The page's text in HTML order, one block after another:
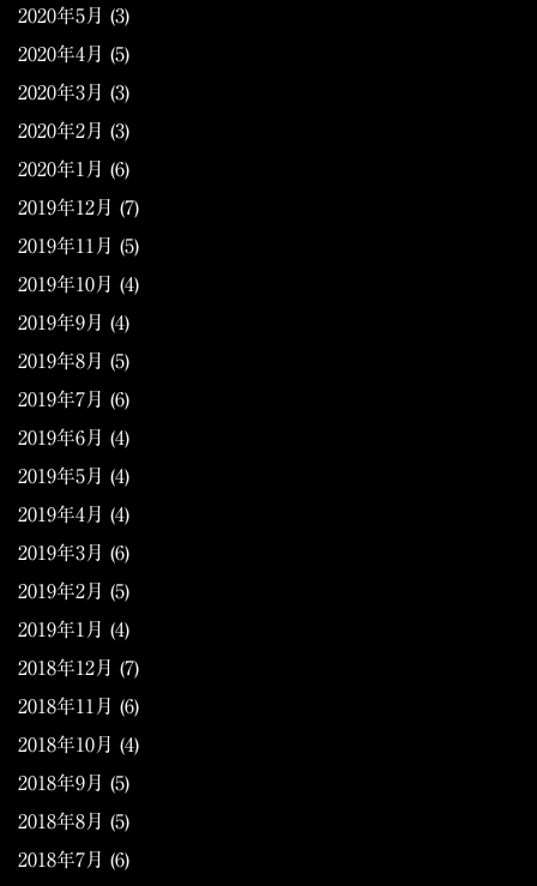
2020年5月 (3)
2020年4月 (5)
2020年3月 (3)
2020年2月 (3)
2020年1月 (6)
2019年12月 (7)
2019年11月 (5)
2019年10月 (4)
2019年9月 (4)
2019年8月 (5)
2019年7月 (6)
2019年6月 (4)
2019年5月 (4)
2019年4月 (4)
2019年3月 (6)
2019年2月 (5)
2019年1月 (4)
2018年12月 (7)
2018年11月 (6)
2018年10月 (4)
2018年9月 (5)
2018年8月 (5)
2018年7月 (6)